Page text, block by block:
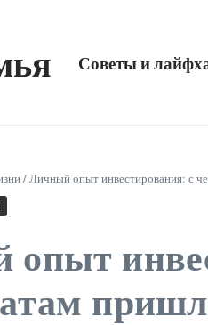
Советы и
/Личный опыт инвестирования: с